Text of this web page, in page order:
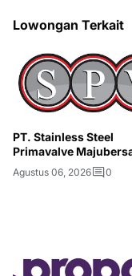
Lowongan Terkait
PT. Stainless Steel
Primavalve
Agustus 06, 2026 0